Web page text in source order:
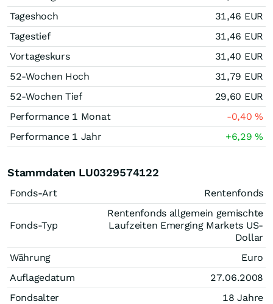
Tageshoch
31,46 EUR
Tagestief
31,46 EUR
Vortageskurs
31,40 EUR
52-Wochen Hoch
31,79 EUR
52-Wochen Tief
29,60 EUR
Performance 1 Monat
-0,40%
Performance 1 Jahr
+6,29%
Stammdaten LU0329574122
Fonds-Art Rentenfonds
Fonds-Typ
Rentenfonds allgemein gemischte
Laufzeiten Emerging Markets US-
Dollar
Währung
Euro
Auflagedatum
27.06.2008
Fondsalter
18 Jahre